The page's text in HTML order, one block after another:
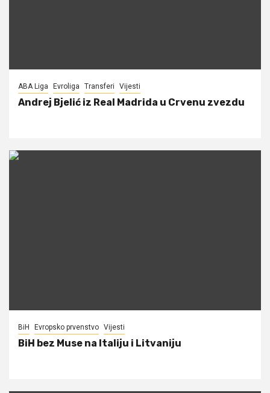
ABA Liga Evroliga Transferi Vijesti
Andrej Bjelić iz Real Madrida u Crvenu zvezdu
BiH Evropsko prvenstvo Vijesti
BiH bez Muse na Italiju i Litvaniju